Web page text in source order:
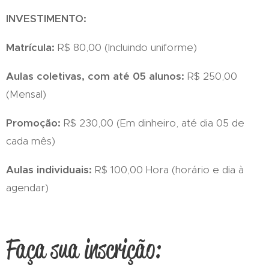
INVESTIMENTO:
Matrícula: R$ 80,00 (Incluindo uniforme)
Aulas coletivas, com até 05 alunos: R$ 250,00
(Mensal)
Promoção: R$ 230,00 (Em dinheiro, até dia 05 de
cada mês)
Aulas individuais: R$ 100,00 Hora (horário e dia à
agendar)
Faça sua inscrição: